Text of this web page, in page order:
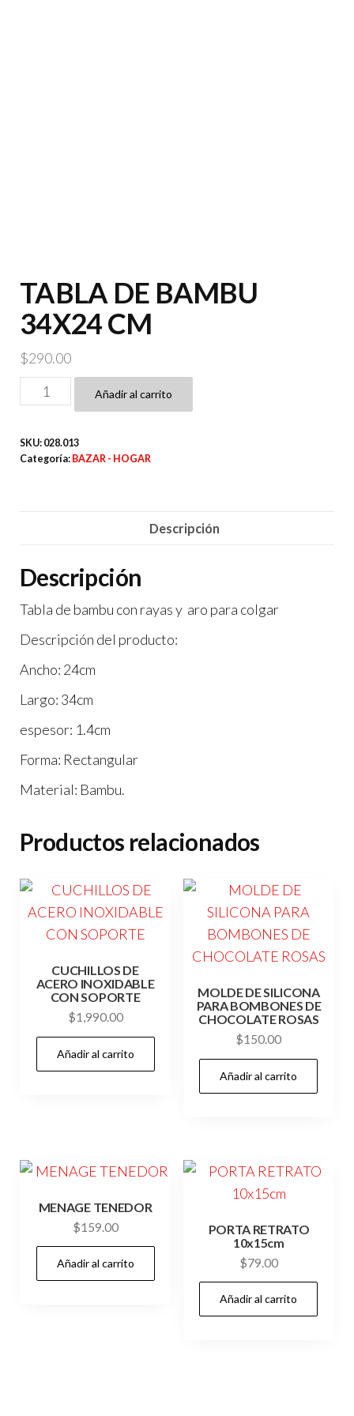
TABLA DE BAMBU
34X24 CM
$290.00
TABLA
DE
34X24
Añadir al carrito
SKU: 028.013
Categoría: BAZAR - HOGAR
Descripción
Descripción
Tabla de bambu con rayas y aro para colgar
Descripción del producto:
Ancho: 24cm
Largo: 34cm
espesor: 1.4cm
Forma: Rectangular
Material: Bambu.
Productos relacionados
CUCHILLOS DE
ACERO INOXIDABLE
CON SOPORTE
$1,990.00
Añadir al carrito
MOLDE DE SILICONA
PARA BOMBONES DE
CHOCOLATE ROSAS
$150.00
Añadir al carrito
MENAGE TENEDOR
$159.00
Añadir al carrito
PORTA RETRATO
10x15cm
$79.00
Añadir al carrito